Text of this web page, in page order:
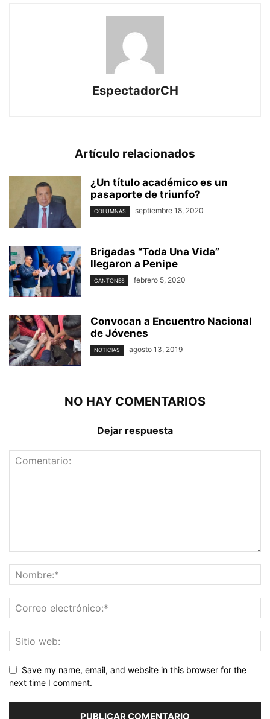
EspectadorCH
Artículo relacionados
¿Un título académico es un
pasaporte de triunfo?
COLUMNAS septiembre 18, 2020
Brigadas “Toda Una Vida”
llegaron a Penipe
CANTONES febrero 5, 2020
Convocan a Encuentro Nacional
de Jóvenes
NOTICIAS agosto 13, 2019
NO HAY COMENTARIOS
Dejar respuesta
Save my name, email, and website in this browser for the
next time I comment.